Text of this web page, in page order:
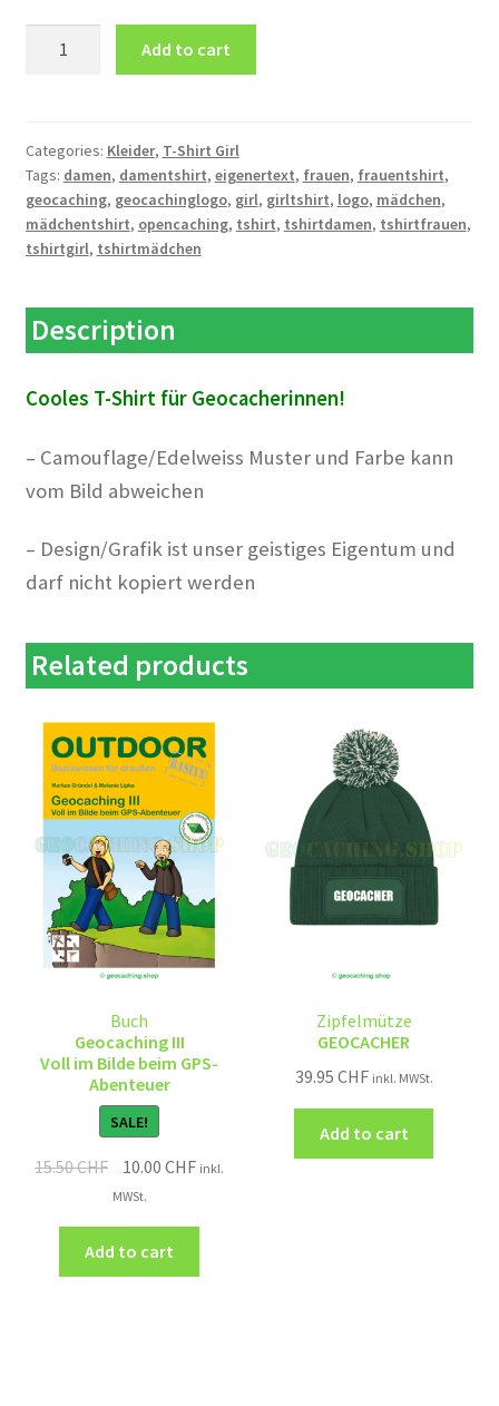
Logo
gross
Eigener
Text
quantity
Add to cart
Categories: Kleider, T-Shirt Girl
Tags: damen, damentshirt, eigenertext, frauen, frauentshirt,
geocaching, geocachinglogo, girl, girltshirt, logo, mädchen,
mädchentshirt, opencaching, tshirt, tshirtdamen, tshirtfrauen,
tshirtgirl, tshirtmädchen
Description
Cooles T-Shirt für Geocacherinnen!
– Camouflage/Edelweiss Muster und Farbe kann
vom Bild abweichen
– Design/Grafik ist unser geistiges Eigentum und
darf nicht kopiert werden
Related products
Buch
Geocaching III
Voll im Bilde beim GPS-
Abenteuer
SALE!
15.50CHF 10.00CHF inkl.
MWSt.
Add to cart
Zipfelmütze
GEOCACHER
39.95 CHF inkl. MWSt.
Add to cart